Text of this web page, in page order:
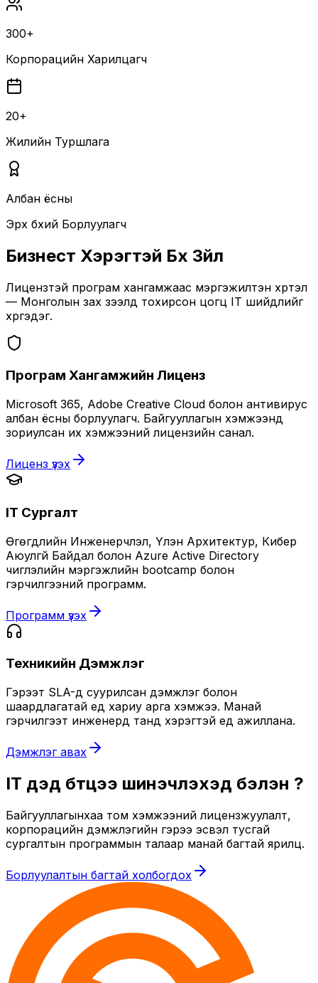
300+
Корпорацийн Харилцагч
20+
Жилийн Туршлага
Албан ёсны
Эрх бүхий Борлуулагч
Бизнест Хэрэгтэй Бүх Зүйл
Лицензтэй програм хангамжаас мэргэжилтэн хүртэл
— Монголын зах зээлд тохирсон цогц IT шийдлийг
хүргэдэг.
Програм Хангамжийн Лиценз
Microsoft 365, Adobe Creative Cloud болон антивирус
албан ёсны борлуулагч. Байгууллагын хэмжээнд
зориулсан их хэмжээний лицензийн санал.
Лиценз үзэх
IT Сургалт
Өгөгдлийн Инженерчлэл, Үүлэн Архитектур, Кибер
Аюулгүй Байдал болон Azure Active Directory
чиглэлийн мэргэжлийн bootcamp болон
гэрчилгээний программ.
Программ үзэх
Техникийн Дэмжлэг
Гэрээт SLA-д суурилсан дэмжлэг болон
шаардлагатай үед хариу арга хэмжээ. Манай
гэрчилгээт инженерүүд танд хэрэгтэй үед ажиллана.
Дэмжлэг авах
IT дэд бүтцээ шинэчлэхэд бэлэн үү?
Байгууллагынхаа том хэмжээний лицензжуулалт,
корпорацийн дэмжлэгийн гэрээ эсвэл тусгай
сургалтын программын талаар манай багтай ярилц.
Борлуулалтын багтай холбогдох